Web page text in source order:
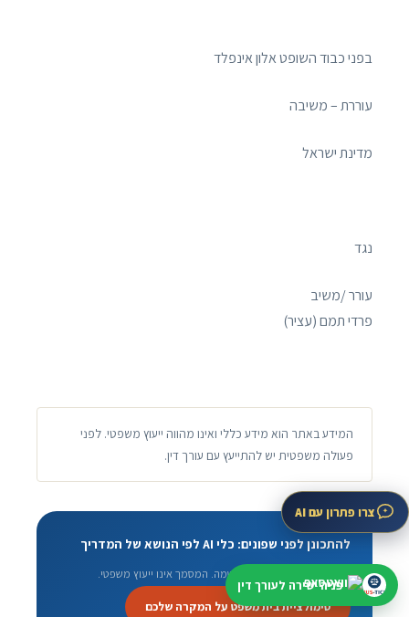
בפני כבוד השופט אלון אינפלד
עוררת – משיבה
מדינת ישראל
נגד
עורר /משיב
פרדי תמם (עציר)
המידע באתר הוא מידע כללי ואינו מהווה ייעוץ משפטי. לפני
פעולה משפטית יש להתייעץ עם עורך דין.
להתכונן לפני שפונים: כלי AI לפי הנושא של המדריך
טיוטה בסיסית חינם ובלי הרשמה. המסמך אינו ייעוץ משפטי.
סימולציית בית משפט על המקרה שלכם
צרו פתרון עם AI
פניה ישירה לעורך דין